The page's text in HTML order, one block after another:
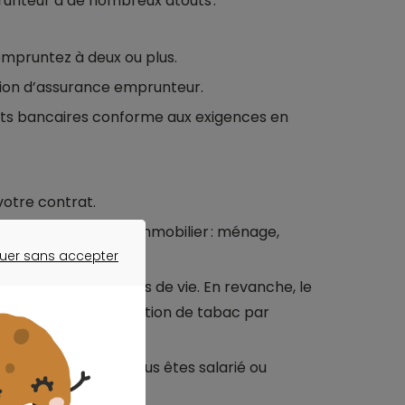
à deux ou plus.
d’assurance emprunteur.
bancaires conforme aux exigences en
contrat.
de prêt immobilier : ménage,
d’habitudes de vie. En revanche, le
votre consommation de tabac par
d’activité si vous êtes salarié ou
sans accepter